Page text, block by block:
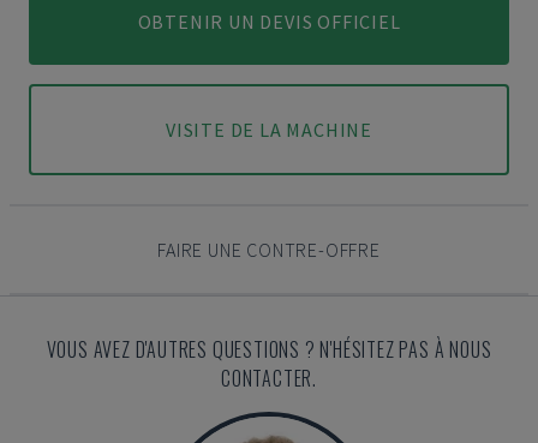
OBTENIR UN DEVIS OFFICIEL
VISITE DE LA MACHINE
FAIRE UNE CONTRE-OFFRE
VOUS AVEZ D'AUTRES QUESTIONS ? N'HÉSITEZ PAS À NOUS
CONTACTER.